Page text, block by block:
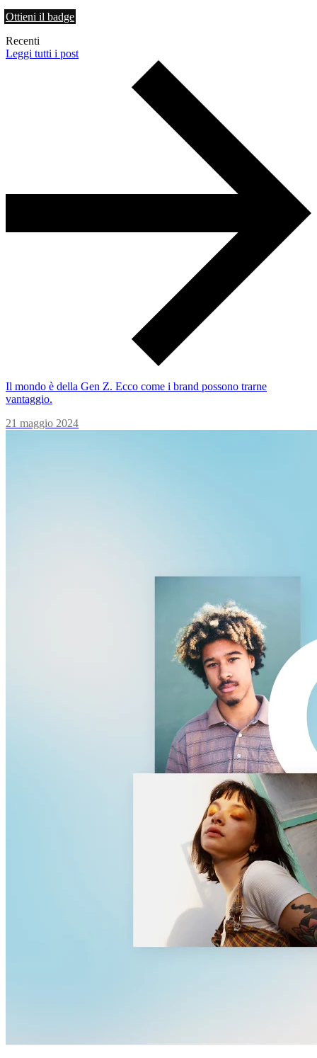
Ottieni il badge
Recenti
Leggi tutti i post
Il mondo è della Gen Z. Ecco come i brand possono trarne
vantaggio.
21 maggio 2024